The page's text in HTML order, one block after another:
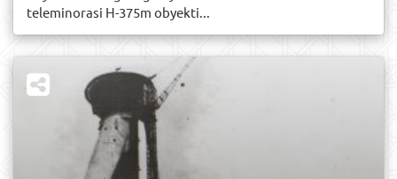
teleminorasi H-375m obyekti...